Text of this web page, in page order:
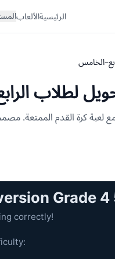
الرئيسيةالألعاب
لطلاب
لعبة كرة القدم الممتعة.